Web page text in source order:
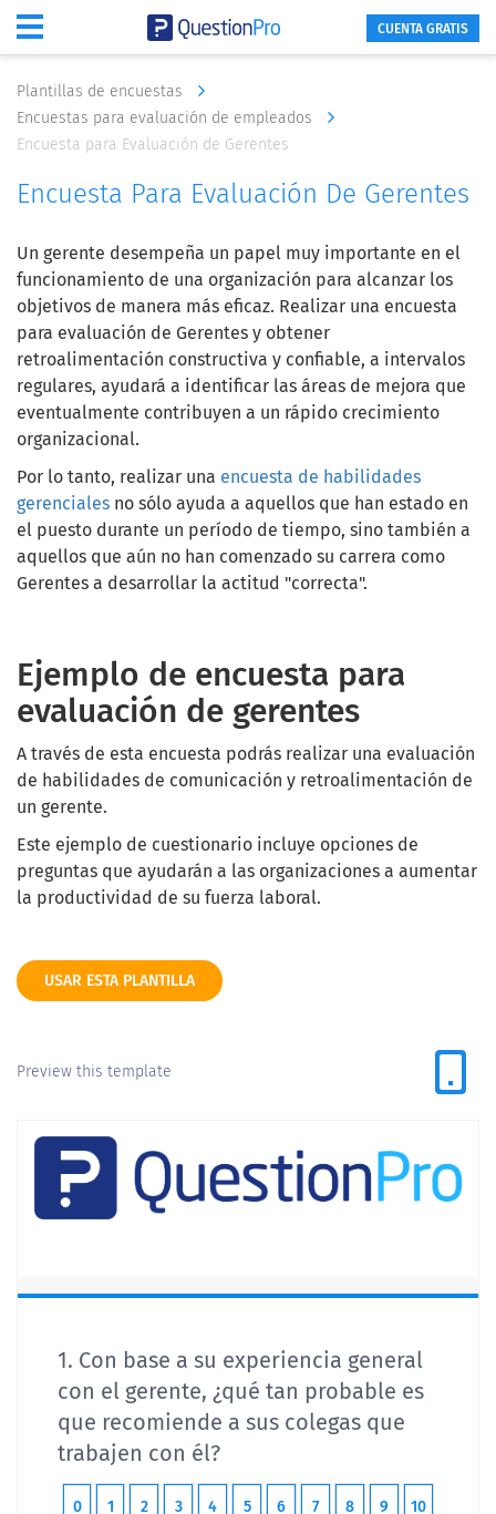
CUENTA GRATIS
Plantillas de encuestas
Encuestas para evaluación de empleados
Encuesta para Evaluación de Gerentes
Encuesta Para Evaluación De Gerentes
Un gerente desempeña un papel muy importante en el
funcionamiento de una organización para alcanzar los
objetivos de manera más eficaz. Realizar una encuesta
para evaluación de Gerentes y obtener
retroalimentación constructiva y confiable, a intervalos
regulares, ayudará a identificar las áreas de mejora que
eventualmente contribuyen a un rápido crecimiento
organizacional.
Por lo tanto, realizar una encuesta de habilidades
gerenciales no sólo ayuda a aquellos que han estado en
el puesto durante un período de tiempo, sino también a
aquellos que aún no han comenzado su carrera como
Gerentes a desarrollar la actitud "correcta".
Ejemplo de encuesta para
evaluación de gerentes
A través de esta encuesta podrás realizar una evaluación
de habilidades de comunicación y retroalimentación de
un gerente.
Este ejemplo de cuestionario incluye opciones de
preguntas que ayudarán a las organizaciones a aumentar
la productividad de su fuerza laboral.
USAR ESTA PLANTILLA
Preview this template